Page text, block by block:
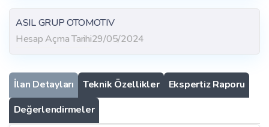
ASIL GRUP OTOMOTIV
Hesap Açma Tarihi29/05/2024
İlan Detayları Teknik Özellikler
Ekspertiz Raporu
Değerlendirmeler